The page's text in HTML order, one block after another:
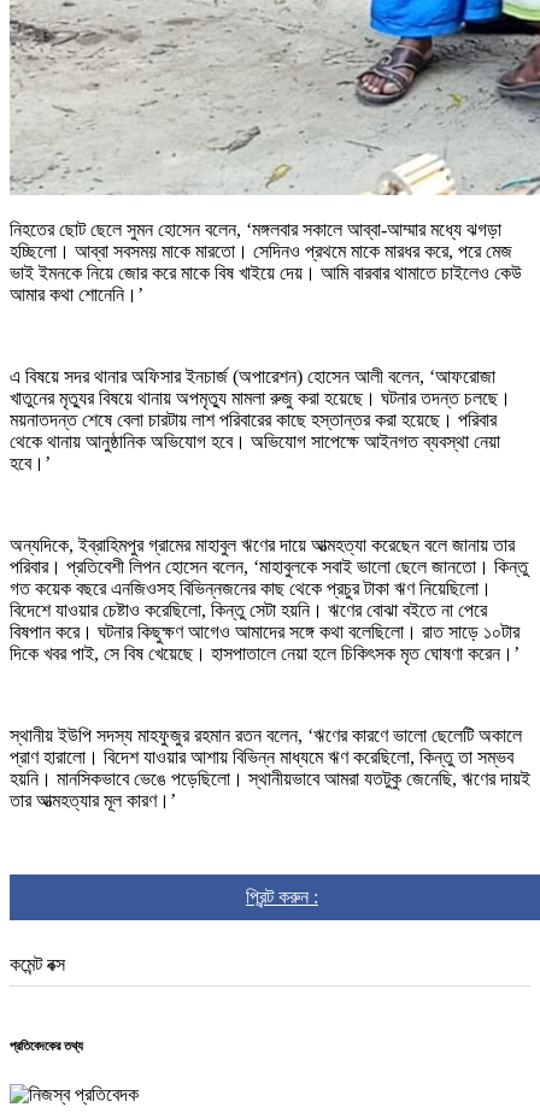
নিহতের ছোট ছেলে সুমন হোসেন বলেন, ‘মঙ্গলবার সকালে আব্বা-আম্মার মধ্যে ঝগড়া
হচ্ছিলো। আব্বা সবসময় মাকে মারতো। সেদিনও প্রথমে মাকে মারধর করে, পরে মেজ
ভাই ইমনকে নিয়ে জোর করে মাকে বিষ খাইয়ে দেয়। আমি বারবার থামাতে চাইলেও কেউ
আমার কথা শোনেনি।’
এ বিষয়ে সদর থানার অফিসার ইনচার্জ (অপারেশন) হোসেন আলী বলেন, ‘আফরোজা
খাতুনের মৃত্যুর বিষয়ে থানায় অপমৃত্যু মামলা রুজু করা হয়েছে। ঘটনার তদন্ত চলছে।
ময়নাতদন্ত শেষে বেলা চারটায় লাশ পরিবারের কাছে হস্তান্তর করা হয়েছে। পরিবার
থেকে থানায় আনুষ্ঠানিক অভিযোগ হবে। অভিযোগ সাপেক্ষে আইনগত ব্যবস্থা নেয়া
হবে।’
অন্যদিকে, ইব্রাহিমপুর গ্রামের মাহাবুল ঋণের দায়ে আত্মহত্যা করেছেন বলে জানায় তার
পরিবার। প্রতিবেশী লিপন হোসেন বলেন, ‘মাহাবুলকে সবাই ভালো ছেলে জানতো। কিন্তু
গত কয়েক বছরে এনজিওসহ বিভিন্নজনের কাছ থেকে প্রচুর টাকা ঋণ নিয়েছিলো।
বিদেশে যাওয়ার চেষ্টাও করেছিলো, কিন্তু সেটা হয়নি। ঋণের বোঝা বইতে না পেরে
বিষপান করে। ঘটনার কিছুক্ষণ আগেও আমাদের সঙ্গে কথা বলেছিলো। রাত সাড়ে ১০টার
দিকে খবর পাই, সে বিষ খেয়েছে। হাসপাতালে নেয়া হলে চিকিৎসক মৃত ঘোষণা করেন।’
স্থানীয় ইউপি সদস্য মাহফুজুর রহমান রতন বলেন, ‘ঋণের কারণে ভালো ছেলেটি অকালে
প্রাণ হারালো। বিদেশ যাওয়ার আশায় বিভিন্ন মাধ্যমে ঋণ করেছিলো, কিন্তু তা সম্ভব
হয়নি। মানসিকভাবে ভেঙে পড়েছিলো। স্থানীয়ভাবে আমরা যতটুকু জেনেছি, ঋণের দায়ই
তার আত্মহত্যার মূল কারণ।’
প্রিন্ট করুন :
কমেন্ট বক্স
প্রতিবেদকের তথ্য